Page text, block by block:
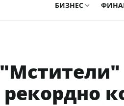
БИЗНЕС